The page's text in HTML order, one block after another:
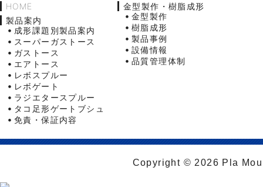
HOME
製品案内
成形課題別製品案内
スーパーガストース
ガストース
エアトース
レボスプルー
レボゲート
ラジエタースプルー
タコ足形ゲートブシュ
免責・保証内容
金型製作・樹脂成形
金型製作
樹脂成形
製品事例
設備情報
品質管理体制
Copyright © 2026 Pla